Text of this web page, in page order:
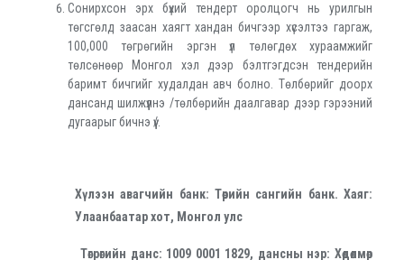
Сонирхсон эрх бүхий тендерт оролцогч нь урилгын
төгсгөлд заасан хаягт хандан бичгээр хүсэлтээ гаргаж,
100,000 төгрөгийн эргэн үл төлөгдөх хураамжийг
төлcөнөөр Монгол хэл дээр бэлтгэгдсэн тендерийн
баримт бичгийг худалдан авч болно. Төлбөрийг доорх
дансанд шилжүүлнэ /төлбөрийн даалгавар дээр гэрээний
дугаарыг бичнэ үү/.
Хүлээн авагчийн банк: Төрийн сангийн банк. Хаяг:
Улаанбаатар хот, Монгол улс
Төгрөгийн данс: 1009 0001 1829, дансны нэр: Хөдөлмөр